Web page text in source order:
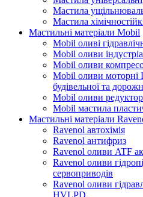
Мастила
Мастила
Мастильні матеріали Mobil
Mobil оливі
Mobil оливи
Mobil оливи
Mobil оливи моторні
будівельної та
Mobil оливи
Mobil мастила
Мастильні матеріали
Ravenol автохімія
Ravenol антифриз
Ravenol оливи ATF
Ravenol оливи
сервоприводів
Ravenol оливи
HVLPD.